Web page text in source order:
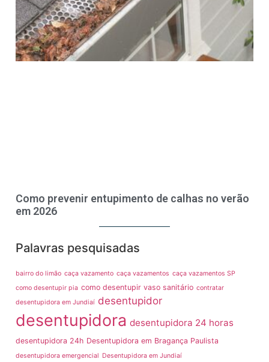
Como prevenir entupimento de calhas no verão
em 2026
Palavras pesquisadas
bairro do limão caça vazamento caça vazamentos caça vazamentos SP
como desentupir pia como desentupir vaso sanitário contratar
desentupidora em Jundiaí desentupidor
desentupidora desentupidora 24 horas
desentupidora 24h Desentupidora em Bragança Paulista
desentupidora emergencial Desentupidora em Jundiaí